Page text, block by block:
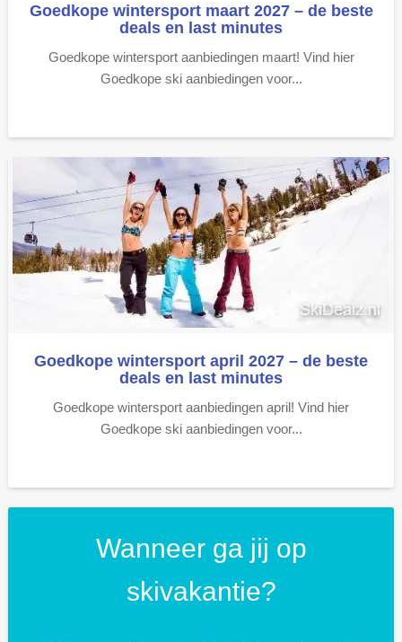
Goedkope wintersport maart 2027 – de beste
deals en last minutes
Goedkope wintersport aanbiedingen maart! Vind hier
Goedkope ski aanbiedingen voor...
Goedkope wintersport april 2027 – de beste
deals en last minutes
Goedkope wintersport aanbiedingen april! Vind hier
Goedkope ski aanbiedingen voor...
Wanneer ga jij op
skivakantie?